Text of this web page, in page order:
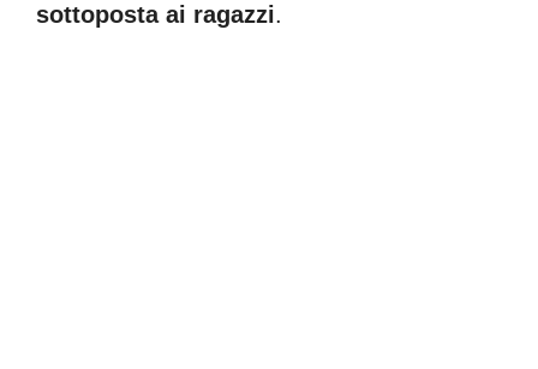
sottoposta ai ragazzi.